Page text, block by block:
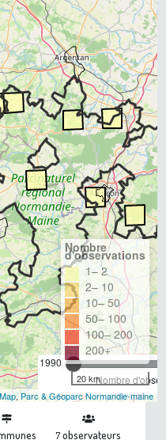
1990
Nombre
Nombre
d'observations
1– 2
2– 10
10– 50
50– 100
100– 200
200+
20 km
, Parc & Géoparc Normandie-maine
7observateurs